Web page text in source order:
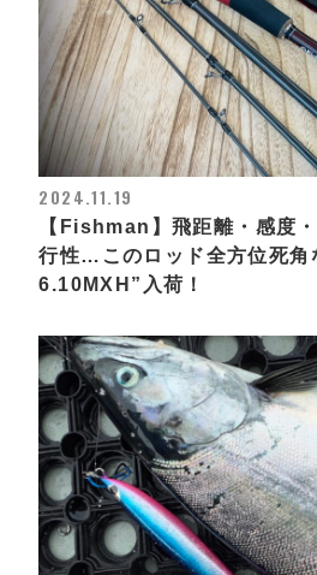
2024.11.19
【Fishman】飛距離・感度
行性…このロッド全方位死角
6.10MXH”入荷！